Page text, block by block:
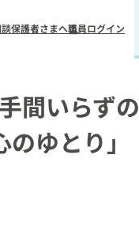
保護者さまへ職員ログイン
間いらずの
ゆとり」